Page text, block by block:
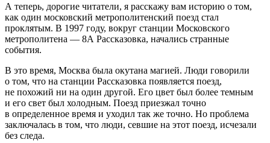
А теперь, дорогие читатели, я расскажу вам историю о том,
как один московский метрополитенский поезд стал
проклятым. В 1997 году, вокруг станции Московского
метрополитена — 8А Рассказовка, начались странные
события.
В это время, Москва была окутана магией. Люди говорили
о том, что на станции Рассказовка появляется поезд,
не похожий ни на один другой. Его цвет был более темным
и его свет был холодным. Поезд приезжал точно
в определенное время и уходил так же точно. Но проблема
заключалась в том, что люди, севшие на этот поезд, исчезали
без следа.